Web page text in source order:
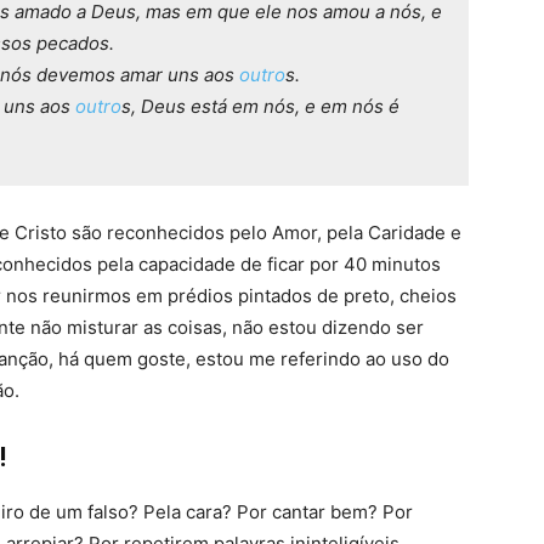
a Deus, mas em que ele nos amou a nós, e
pecados.
devemos amar uns aos outros.
aos outros, Deus está em nós, e em nós é
Cristo são reconhecidos pelo Amor, pela Caridade e
pela capacidade de ficar por 40 minutos
reunirmos em prédios pintados de preto, cheios
não misturar as coisas, não estou dizendo ser
há quem goste, estou me referindo ao uso do
de um falso? Pela cara? Por cantar bem? Por